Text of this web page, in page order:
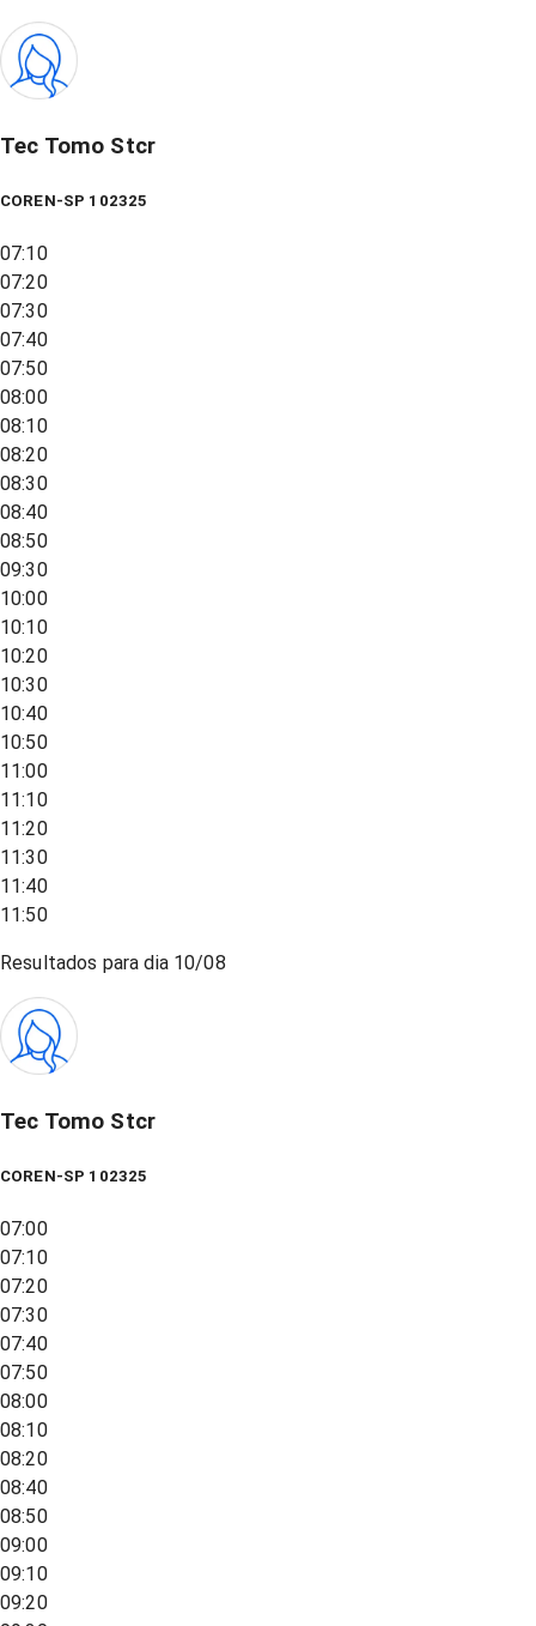
Tec Tomo Stcr
COREN-SP 102325
07:10
07:20
07:30
07:40
07:50
08:00
08:10
08:20
08:30
08:40
08:50
09:30
10:00
10:10
10:20
10:30
10:40
10:50
11:00
11:10
11:20
11:30
11:40
11:50
Resultados para dia 10/08
Tec Tomo Stcr
COREN-SP 102325
07:00
07:10
07:20
07:30
07:40
07:50
08:00
08:10
08:20
08:40
08:50
09:00
09:10
09:20